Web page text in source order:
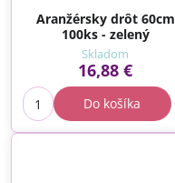
Aranžérsky drôt 60cm
100ks - zelený
Skladom
16,88 €
Do košíka